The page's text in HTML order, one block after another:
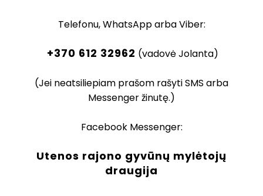
Telefonu, WhatsApp arba Viber:
+370 612 32962 (vadovė Jolanta)
(Jei neatsiliepiam prašom rašyti SMS arba
Messenger žinutę.)
Facebook Messenger:
Utenos rajono gyvūnų mylėtojų
draugija